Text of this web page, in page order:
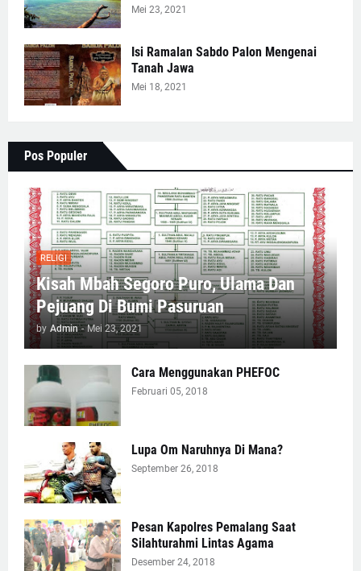
Mei 23, 2021
Isi Ramalan Sabdo Palon Mengenai
Tanah Jawa
Mei 18, 2021
Pos Populer
RELIGI
Kisah Mbah Segoro Puro, Ulama Dan
Pejuang Di Bumi Pasuruan
by Admin - Mei 23, 2021
Cara Menggunakan PHEFOC
Februari 05, 2018
Lupa Om Naruhnya Di Mana?
September 26, 2018
Pesan Kapolres Pemalang Saat
Silahturahmi Lintas Agama
Desember 24, 2018